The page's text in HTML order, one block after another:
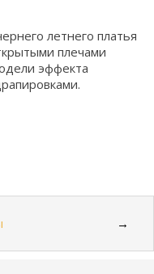
летнего платья
плечами
эффекта
→